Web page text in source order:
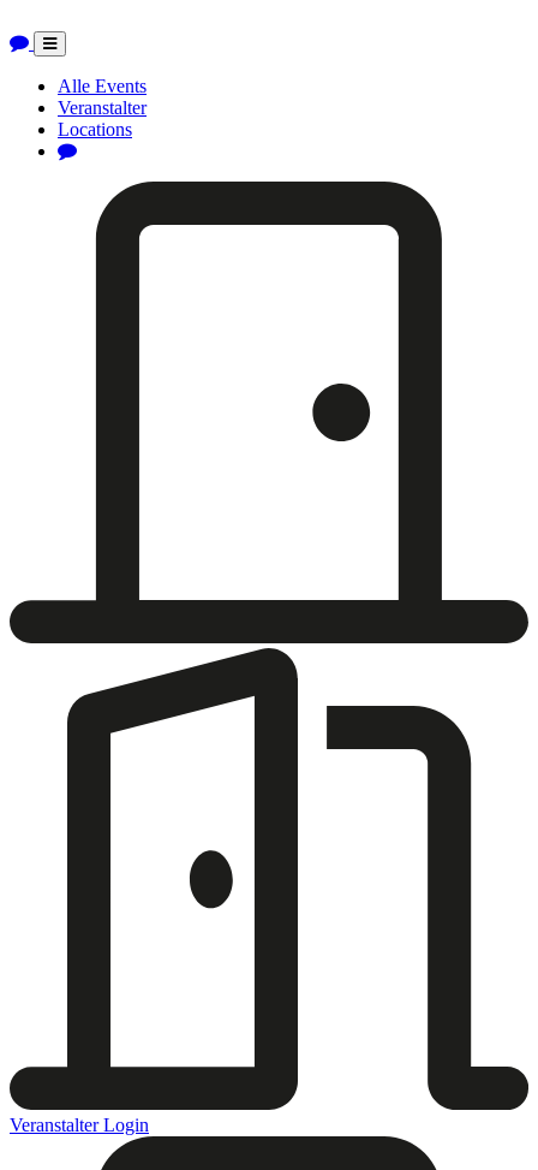
Toggle
navigation
Alle Events
Veranstalter
Locations
Veranstalter Login